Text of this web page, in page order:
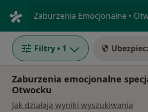
Filtry • 1
Zaburzenia emocjonalne
Otwocku
Jak działają wyniki wyszukiwania